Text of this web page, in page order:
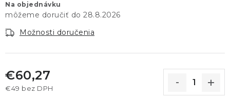
Na objednávku
28.8.2026
Možnosti doručenia
€60,27
€49 bez DPH